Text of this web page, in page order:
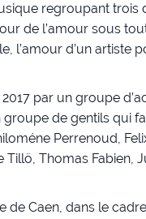
regroupant trois
de l’amour sous
l’amour d’un artiste
par un groupe
de gentils qui
Perrenoud,
Thomas Fabien,
Caen, dans le